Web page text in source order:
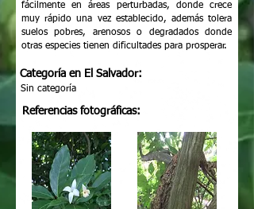
fácilmente en áreas perturbadas, donde crece
muy rápido una vez establecido, además tolera
suelos pobres, arenosos o degradados donde
otras especies tienen dificultades para prosperar.
Categoría en El Salvador:
Sin categoría
Referencias fotográficas: